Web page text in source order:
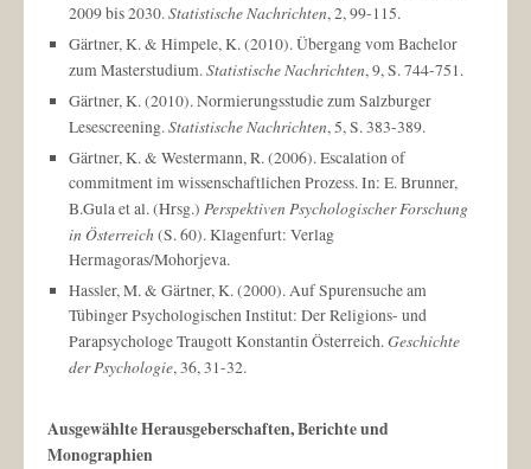
2009 bis 2030.Statistische Nachrichten, 2, 99-115.
Gärtner, K. & Himpele, K. (2010). Übergang vom Bachelor
zum Masterstudium.Statistische Nachrichten, 9, S. 744-751.
Gärtner, K. (2010). Normierungsstudie zum Salzburger
Lesescreening.Statistische Nachrichten, 5, S. 383-389.
Gärtner, K. & Westermann, R. (2006). Escalation of
commitment im wissenschaftlichen Prozess. In: E. Brunner,
B.Gula et al. (Hrsg.) Perspektiven Psychologischer Forschung
in Österreich(S. 60). Klagenfurt: Verlag
Hermagoras/Mohorjeva.
Hassler, M. & Gärtner, K. (2000). Auf Spurensuche am
Tübinger Psychologischen Institut: Der Religions- und
Parapsychologe Traugott Konstantin Österreich.Geschichte
der Psychologie, 36, 31-32.
Ausgewählte Herausgeberschaften, Berichte und
Monographien